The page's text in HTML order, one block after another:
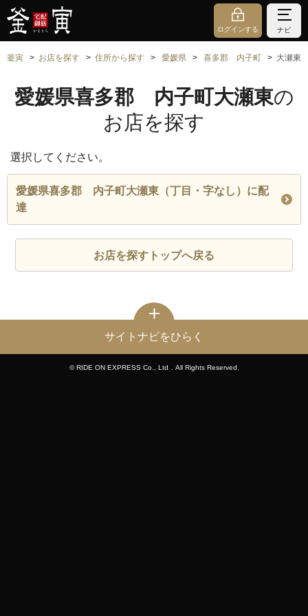
ログインする ナビ
釜寅 お店を探す 住所から探す 愛媛県 喜多郡 内子町 大瀬東
愛媛県喜多郡 内子町大瀬東の
お店を探す
選択してください。
愛媛県喜多郡 内子町大瀬東（丁目・字なし）に配
達
お店を探すトップへ戻る
サイトナビをひらく
© RIDE ON EXPRESS Co., Ltd．All Rights Reserved.